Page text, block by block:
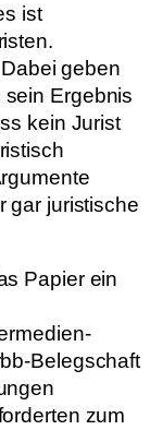
ist
geben
Ergebnis
kein Jurist
gar juristische
Papier ein
Belegschaft
zum